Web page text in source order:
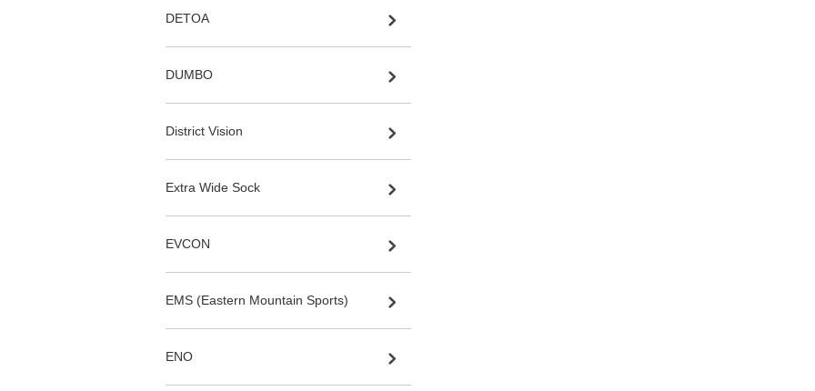
DETOA
DUMBO
District Vision
Extra Wide Sock
EVCON
EMS (Eastern Mountain Sports)
ENO